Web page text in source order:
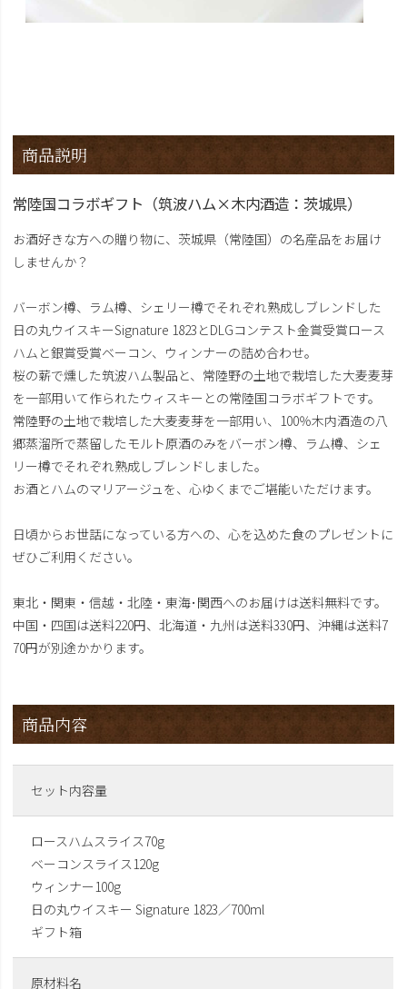
商品説明
常陸国コラボギフト（筑波ハム×木内酒造：茨城県）
お酒好きな方への贈り物に、茨城県（常陸国）の名産品をお届け
しませんか？
バーボン樽、ラム樽、シェリー樽でそれぞれ熟成しブレンドした
日の丸ウイスキーSignature 1823とDLGコンテスト金賞受賞ロース
ハムと銀賞受賞ベーコン、ウィンナーの詰め合わせ。
桜の薪で燻した筑波ハム製品と、常陸野の土地で栽培した大麦麦芽
を一部用いて作られたウィスキーとの常陸国コラボギフトです。
常陸野の土地で栽培した大麦麦芽を一部用い、100％木内酒造の八
郷蒸溜所で蒸留したモルト原酒のみをバーボン樽、ラム樽、シェ
リー樽でそれぞれ熟成しブレンドしました。
お酒とハムのマリアージュを、心ゆくまでご堪能いただけます。
日頃からお世話になっている方への、心を込めた食のプレゼントに
ぜひご利用ください。
東北・関東・信越・北陸・東海･関西へのお届けは送料無料です。
中国・四国は送料220円、北海道・九州は送料330円、沖縄は送料7
70円が別途かかります。
商品内容
セット内容量
ロースハムスライス70g
ベーコンスライス120g
ウィンナー100g
日の丸ウイスキー Signature 1823／700ml
ギフト箱
原材料名